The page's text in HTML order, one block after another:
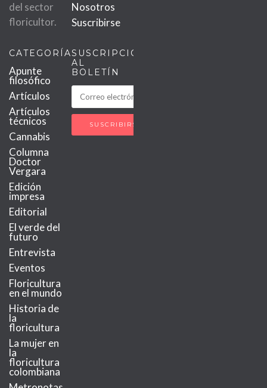
del sector
floricultor.
Nosotros
Suscribirse
CATEGORÍAS
Apunte
filosófico
Artículos
Artículos
técnicos
Cannabis
Columna
Doctor
Vergara
Edición
impresa
Editorial
El verde del
futuro
Entrevista
Eventos
Floricultura
en el mundo
Historia de
la
floricultura
La mujer en
la
floricultura
colombiana
SUSCRIPCIÓN
AL
BOLETÍN